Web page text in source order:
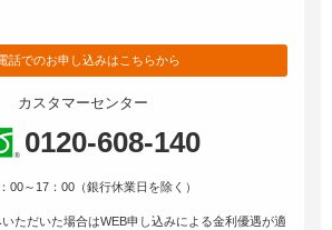
話でのお申し込みはこちらから
カスタマーセンター
0120-608-140
00～17：00（銀行休業日を除く）
ただいた場合はWEB申し込みによる⾦利優遇が適